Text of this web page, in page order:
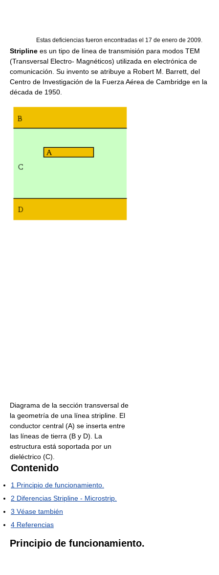
Estas deficiencias fueron encontradas el 17 de enero de 2009.
Stripline es un tipo de línea de transmisión para modos TEM
(Transversal Electro- Magnéticos) utilizada en electrónica de
comunicación. Su invento se atribuye a Robert M. Barrett, del
Centro de Investigación de la Fuerza Aérea de Cambridge en la
década de 1950.
Diagrama de la sección transversal de
la geometría de una línea stripline. El
conductor central (A) se inserta entre
las líneas de tierra (B y D). La
estructura está soportada por un
dieléctrico (C).
Contenido
1 Principio de funcionamiento.
2 Diferencias Stripline - Microstrip.
3 Véase también
4 Referencias
Principio de funcionamiento.